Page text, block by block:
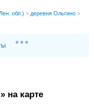
обл.) > деревня Ольгино >
на карте